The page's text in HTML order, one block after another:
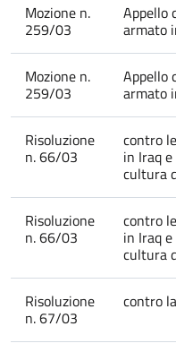
Mozione n.
259/03
Appello
armato
Mozione n.
259/03
Appello
armato
Risoluzione
n. 66/03
contro
in Iraq
cultura
Risoluzione
n. 66/03
contro
in Iraq
cultura
Risoluzione
n. 67/03
contro